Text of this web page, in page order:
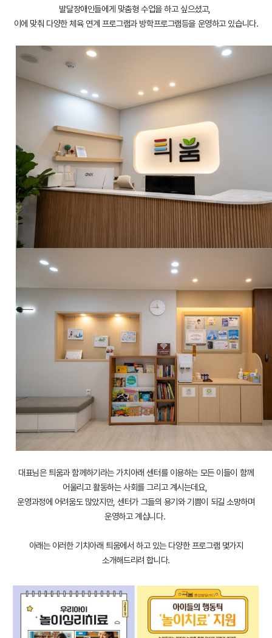
발달장애인들에게 맞춤형 수업을 하고 싶으셨고,
이에 맞춰 다양한 체육 연계 프로그램과 방학프로그램등을 운영하고 있습니다.
대표님은 틔움과 함께하기라는 가치아래 센터를 이용하는 모든 이들이 함께
어울리고 활동하는 사회를 그리고 계시는데요,
운영과정에 어려움도 많았지만, 센터가 그들의 용기와 기쁨이 되길 소망하며
운영하고 계십니다.
아래는 이러한 기치아래 틔움에서 하고 있는 다양한 프로그램 몇가지
소개해드리려 합니다.